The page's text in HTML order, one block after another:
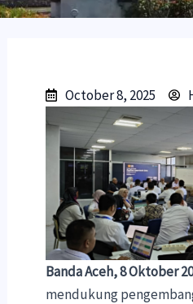
October 8, 2025
Banda Aceh, 8 Oktober
mendukung